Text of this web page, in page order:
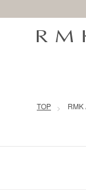
コンテンツに移
TOP RMK